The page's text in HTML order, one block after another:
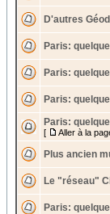
D'autres
Paris:
Paris:
Paris:
Paris:
[ Aller à la
Plus ancien
Le "réseau"
Paris: